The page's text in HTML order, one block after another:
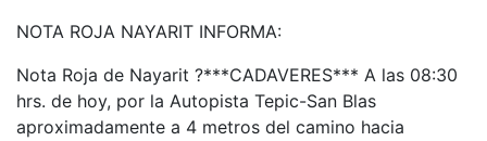
NOTA ROJA NAYARIT INFORMA:
Nota Roja de Nayarit ?***CADAVERES*** A las 08:30
hrs. de hoy, por la Autopista Tepic-San Blas
aproximadamente a 4 metros del camino hacia